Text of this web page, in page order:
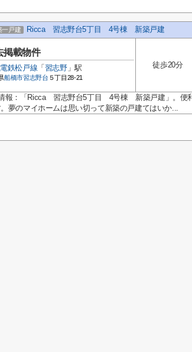
一戸建 Ricca 習志野台5丁目 4号棟 新築戸建
掲載物件
鉄松戸線 「 習志野」駅
船橋市習志野台 ５丁目28-21
徒歩20分
報：「Ricca 習志野台5丁目 4号棟 新築戸建」。便
夢のマイホームは思い切って新築の戸建てはいか...